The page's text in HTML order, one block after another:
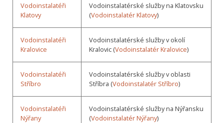
Vodoinstalatéři
Klatovy
Vodoinstalatérské služby na Klatovsku
(Vodoinstalatér Klatovy)
Vodoinstalatéři
Kralovice
Vodoinstalatérské služby v okolí
Kralovic (Vodoinstalatér Kralovice)
Vodoinstalatéři
Stříbro
Vodoinstalatérské služby v oblasti
Stříbra (Vodoinstalatér Stříbro)
Vodoinstalatéři
Nýřany
Vodoinstalatérské služby na Nýřansku
(Vodoinstalatér Nýřany)